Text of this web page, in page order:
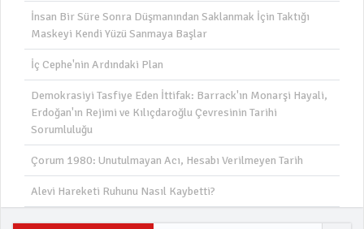
İnsan Bir Süre Sonra Düşmanından Saklanmak İçin Taktığı
Maskeyi Kendi Yüzü Sanmaya Başlar
İç Cephe'nin Ardındaki Plan
Demokrasiyi Tasfiye Eden İttifak: Barrack'ın Monarşi Hayali,
Erdoğan'ın Rejimi ve Kılıçdaroğlu Çevresinin Tarihi
Sorumluluğu
Çorum 1980: Unutulmayan Acı, Hesabı Verilmeyen Tarih
Alevi Hareketi Ruhunu Nasıl Kaybetti?